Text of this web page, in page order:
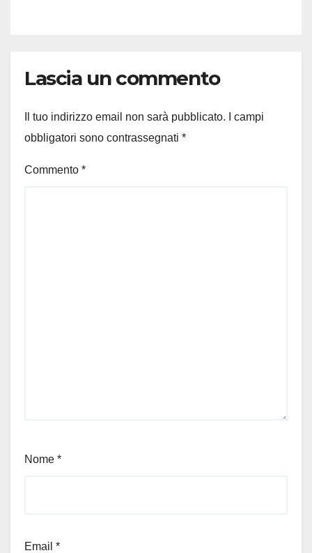
Lascia un commento
Il tuo indirizzo email non sarà pubblicato.
I campi
obbligatori sono contrassegnati *
Commento *
Nome *
Email *